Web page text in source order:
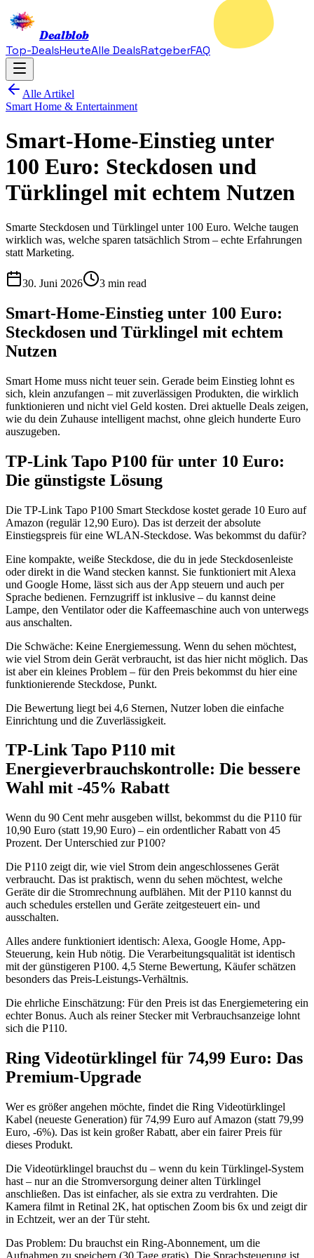
Dealblob
Top-DealsHeuteAlle DealsRatgeberFAQ
Alle Artikel
Smart Home & Entertainment
Smart-Home-Einstieg unter
100 Euro: Steckdosen und
Türklingel mit echtem Nutzen
Smarte Steckdosen und Türklingel unter 100 Euro. Welche taugen
wirklich was, welche sparen tatsächlich Strom – echte Erfahrungen
statt Marketing.
30. Juni 2026 3 min read
Smart-Home-Einstieg unter 100 Euro:
Steckdosen und Türklingel mit echtem
Nutzen
Smart Home muss nicht teuer sein. Gerade beim Einstieg lohnt es
sich, klein anzufangen – mit zuverlässigen Produkten, die wirklich
funktionieren und nicht viel Geld kosten. Drei aktuelle Deals zeigen,
wie du dein Zuhause intelligent machst, ohne gleich hunderte Euro
auszugeben.
TP-Link Tapo P100 für unter 10 Euro:
Die günstigste Lösung
Die TP-Link Tapo P100 Smart Steckdose kostet gerade 10 Euro auf
Amazon (regulär 12,90 Euro). Das ist derzeit der absolute
Einstiegspreis für eine WLAN-Steckdose. Was bekommst du dafür?
Eine kompakte, weiße Steckdose, die du in jede Steckdosenleiste
oder direkt in die Wand stecken kannst. Sie funktioniert mit Alexa
und Google Home, lässt sich aus der App steuern und auch per
Sprache bedienen. Fernzugriff ist inklusive – du kannst deine
Lampe, den Ventilator oder die Kaffeemaschine auch von unterwegs
aus anschalten.
Die Schwäche: Keine Energiemessung. Wenn du sehen möchtest,
wie viel Strom dein Gerät verbraucht, ist das hier nicht möglich. Das
ist aber ein kleines Problem – für den Preis bekommst du hier eine
funktionierende Steckdose, Punkt.
Die Bewertung liegt bei 4,6 Sternen, Nutzer loben die einfache
Einrichtung und die Zuverlässigkeit.
TP-Link Tapo P110 mit
Energieverbrauchskontrolle: Die bessere
Wahl mit -45% Rabatt
Wenn du 90 Cent mehr ausgeben willst, bekommst du die P110 für
10,90 Euro (statt 19,90 Euro) – ein ordentlicher Rabatt von 45
Prozent. Der Unterschied zur P100?
Die P110 zeigt dir, wie viel Strom dein angeschlossenes Gerät
verbraucht. Das ist praktisch, wenn du sehen möchtest, welche
Geräte dir die Stromrechnung aufblähen. Mit der P110 kannst du
auch schedules erstellen und Geräte zeitgesteuert ein- und
ausschalten.
Alles andere funktioniert identisch: Alexa, Google Home, App-
Steuerung, kein Hub nötig. Die Verarbeitungsqualität ist identisch
mit der günstigeren P100. 4,5 Sterne Bewertung, Käufer schätzen
besonders das Preis-Leistungs-Verhältnis.
Die ehrliche Einschätzung: Für den Preis ist das Energiemetering ein
echter Bonus. Auch als reiner Stecker mit Verbrauchsanzeige lohnt
sich die P110.
Ring Videotürklingel für 74,99 Euro: Das
Premium-Upgrade
Wer es größer angehen möchte, findet die Ring Videotürklingel
Kabel (neueste Generation) für 74,99 Euro auf Amazon (statt 79,99
Euro, -6%). Das ist kein großer Rabatt, aber ein fairer Preis für
dieses Produkt.
Die Videotürklingel brauchst du – wenn du kein Türklingel-System
hast – nur an die Stromversorgung deiner alten Türklingel
anschließen. Das ist einfacher, als sie extra zu verdrahten. Die
Kamera filmt in Retinal 2K, hat optischen Zoom bis 6x und zeigt dir
in Echtzeit, wer an der Tür steht.
Das Problem: Du brauchst ein Ring-Abonnement, um die